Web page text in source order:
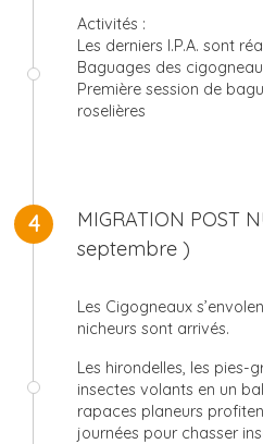
Activités :
Les derniers I.P.A. sont
Baguages des
Première session de
roselières
4
MIGRATION POST
septembre )
Les Cigogneaux
nicheurs sont arrivés.
Les hirondelles, les pies-
insectes volants en un
rapaces planeurs
journées pour chasser